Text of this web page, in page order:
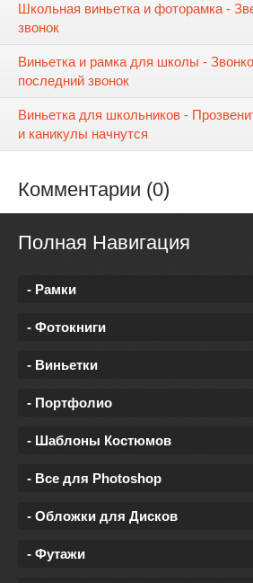
Школьная виньетка и фоторамка -
звонок
Виньетка и рамка для школы -
последний звонок
Виньетка для школьников -
и каникулы начнутся
Комментарии (0)
Полная Навигация
- Рамки
- Фотокниги
- Виньетки
- Портфолио
- Шаблоны Костюмов
- Все для Photoshop
- Обложки для Дисков
- Футажи